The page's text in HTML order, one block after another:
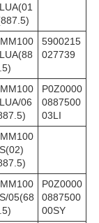
5900215
027739
06
P0Z0000
0887500
03LI
05(68
P0Z0000
0887500
00SY